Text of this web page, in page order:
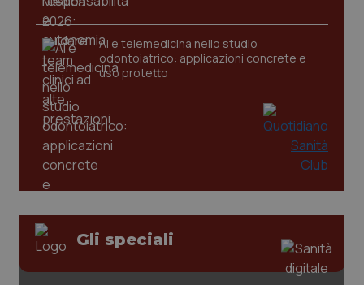
AI e telemedicina nello studio
odontoiatrico: applicazioni concrete e
uso protetto
Gli speciali